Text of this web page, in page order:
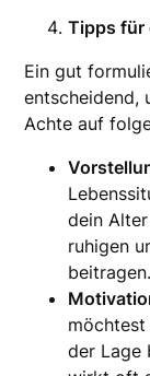
Tipps für
Ein gut
entscheidend,
Achte auf
dein
ruhigen
beitragen.
der Lage